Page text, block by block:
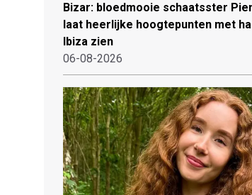
Bizar: bloedmooie schaatsster
laat heerlijke hoogtepunten met
Ibiza zien
06-08-2026